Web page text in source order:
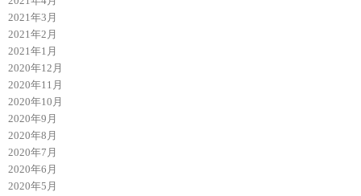
2021年3月
2021年2月
2021年1月
2020年12月
2020年11月
2020年10月
2020年9月
2020年8月
2020年7月
2020年6月
2020年5月